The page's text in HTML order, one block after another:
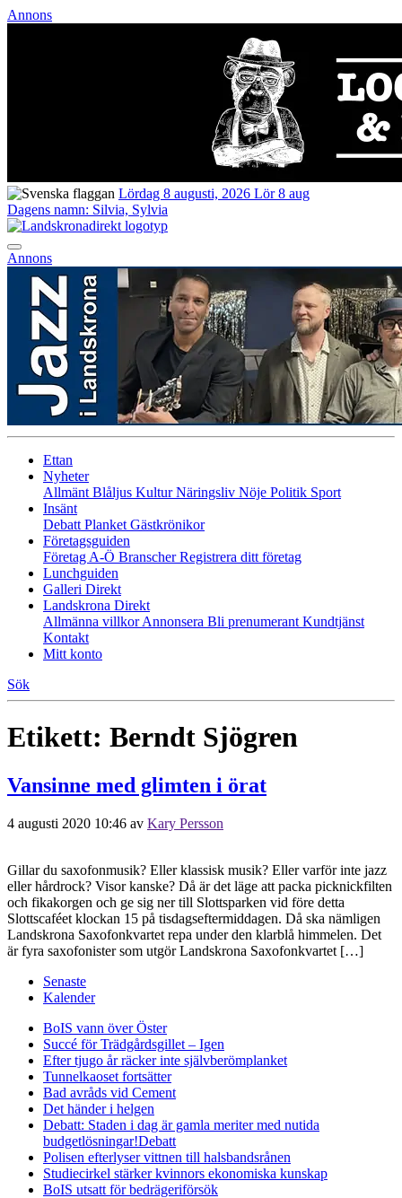
Annons
Lördag 8 augusti, 2026 Lör 8 aug
Dagens namn: Silvia, Sylvia
Annons
Ettan
Nyheter
Allmänt Blåljus KulturNäringsliv Nöje Politik Sport
Insänt
Debatt Planket Gästkrönikor
Företagsguiden
Företag A-Ö BranscherRegistrera ditt företag
Lunchguiden
Galleri Direkt
Landskrona Direkt
Allmänna villkorAnnonsera Bli prenumerant Kundtjänst
Kontakt
Mitt konto
Sök
Etikett: Berndt Sjögren
Vansinne med glimten i örat
4 augusti 2020 10:46 av Kary Persson
Gillar du saxofonmusik? Eller klassisk musik? Eller varför inte jazz
eller hårdrock? Visor kanske? Då är det läge att packa picknickfilten
och fikakorgen och ge sig ner till Slottsparken vid före detta
Slottscaféet klockan 15 på tisdagseftermiddagen. Då ska nämligen
Landskrona Saxofonkvartet repa under den klarblå himmelen. Det
är fyra saxofonister som utgör Landskrona Saxofonkvartet […]
Senaste
Kalender
BoIS vann över Öster
Succé för Trädgårdsgillet – Igen
Efter tjugo år räcker inte självberömplanket
Tunnelkaoset fortsätter
Bad avråds vid Cement
Det händer i helgen
Debatt: Staden i dag är gamla meriter med nutida
budgetlösningar!Debatt
Polisen efterlyser vittnen till halsbandsrånen
Studiecirkel stärker kvinnors ekonomiska kunskap
BoIS utsatt för bedrägeriförsök